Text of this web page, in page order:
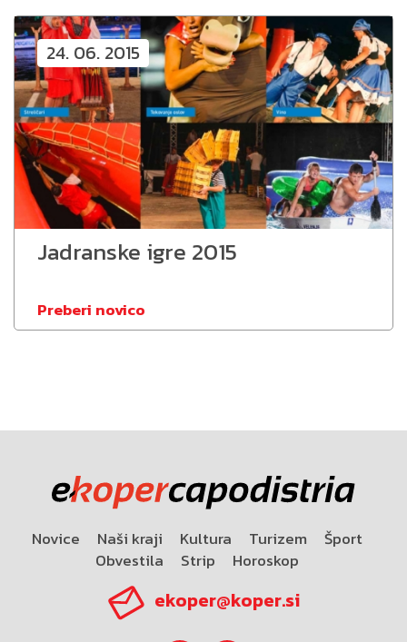
24. 06. 2015
Jadranske igre 2015
Preberi novico
Novice Naši kraji Kultura Turizem
Šport
Obvestila
Strip Horoskop
ekoper@koper.si